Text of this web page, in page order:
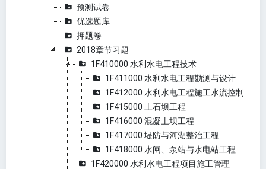
预测试卷
优选题库
押题卷
2018章节习题
1F410000 水利水电工程技术
1F411000 水利水电工程勘测与设计
1F412000 水利水电工程施工水流控制
1F415000 土石坝工程
1F416000 混凝土坝工程
1F417000 堤防与河湖整治工程
1F418000 水闸、泵站与水电站工程
1F420000 水利水电工程项目施工管理